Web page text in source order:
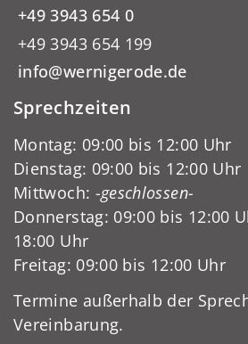
+49 3943 654 0
+49 3943 654 199
info@wernigerode.de
Sprechzeiten
Montag: 09:00 bis 12:00 Uhr
Dienstag: 09:00 bis 12:00 Uhr
Mittwoch: -geschlossen-
Donnerstag: 09:00 bis 12:00
18:00 Uhr
Freitag: 09:00 bis 12:00 Uhr
Termine außerhalb der
Vereinbarung.